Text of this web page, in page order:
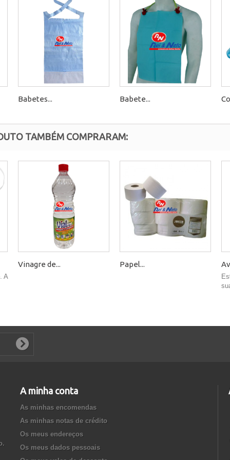
Babetes... Babete...
TAMBÉM COMPRARAM:
A
Vinagre de... Papel...
A minha conta
As minhas encomendas
As minhas notas de crédito
Os meus endereços
Os meus dados pessoais